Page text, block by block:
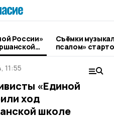
России»
Съёмки
псалом»
11:55
«Единой
ход
школе